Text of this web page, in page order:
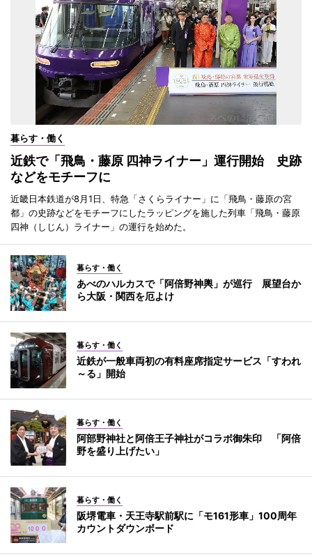
暮らす・働く
近鉄で「飛鳥・藤原 四神ライナー」運行開始 史跡
などをモチーフに
近畿日本鉄道が8月1日、特急「さくらライナー」に「飛鳥・藤原の宮
都」の史跡などをモチーフにしたラッピングを施した列車「飛鳥・藤原
四神（しじん）ライナー」の運行を始めた。
暮らす・働く
あべのハルカスで「阿倍野神輿」が巡行 展望台か
ら大阪・関西を厄よけ
暮らす・働く
近鉄が一般車両初の有料座席指定サービス「すわれ
～る」開始
暮らす・働く
阿部野神社と阿倍王子神社がコラボ御朱印 「阿倍
野を盛り上げたい」
暮らす・働く
阪堺電車・天王寺駅前駅に「モ161形車」100周年
カウントダウンボード